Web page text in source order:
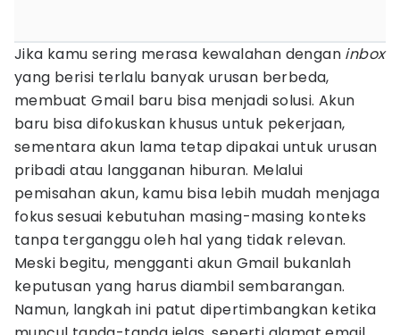
Jika kamu sering merasa kewalahan dengan inbox
yang berisi terlalu banyak urusan berbeda,
membuat Gmail baru bisa menjadi solusi. Akun
baru bisa difokuskan khusus untuk pekerjaan,
sementara akun lama tetap dipakai untuk urusan
pribadi atau langganan hiburan. Melalui
pemisahan akun, kamu bisa lebih mudah menjaga
fokus sesuai kebutuhan masing-masing konteks
tanpa terganggu oleh hal yang tidak relevan.
Meski begitu, mengganti akun Gmail bukanlah
keputusan yang harus diambil sembarangan.
Namun, langkah ini patut dipertimbangkan ketika